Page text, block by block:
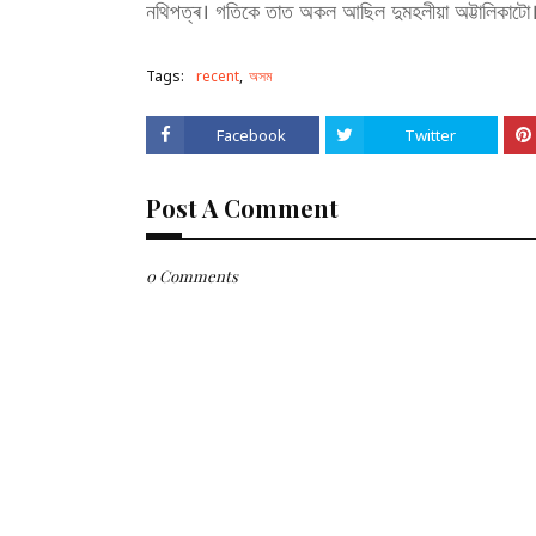
নথিপত্ৰ। গতিকে তাত অকল আছিল দুমহলীয়া
Tags: recent অসম
Facebook Twitter
Post A Comment
0 Comments